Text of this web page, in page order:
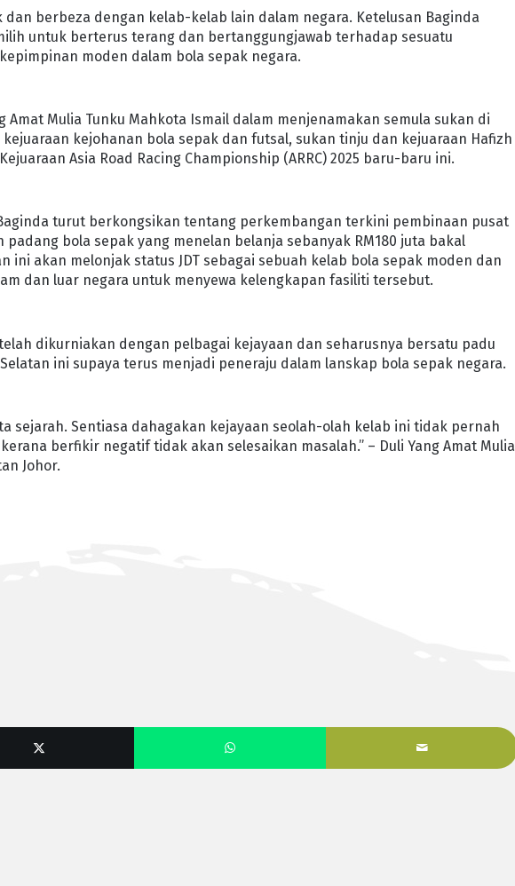
dan berbeza dengan kelab-kelab lain dalam negara. Ketelusan Baginda
untuk berterus terang dan bertanggungjawab terhadap sesuatu
moden dalam bola sepak negara.
Amat Mulia Tunku Mahkota Ismail dalam menjenamakan semula sukan di
kejohanan bola sepak dan futsal, sukan tinju dan kejuaraan Hafizh
Asia Road Racing Championship (ARRC) 2025 baru-baru ini.
turut berkongsikan tentang perkembangan terkini pembinaan pusat
padang bola sepak yang menelan belanja sebanyak RM180 juta bakal
ini akan melonjak status JDT sebagai sebuah kelab bola sepak moden dan
dan luar negara untuk menyewa kelengkapan fasiliti tersebut.
dikurniakan dengan pelbagai kejayaan dan seharusnya bersatu padu
ini supaya terus menjadi peneraju dalam lanskap bola sepak negara.
sejarah. Sentiasa dahagakan kejayaan seolah-olah kelab ini tidak pernah
berfikir negatif tidak akan selesaikan masalah.” – Duli Yang Amat Mulia
Johor.